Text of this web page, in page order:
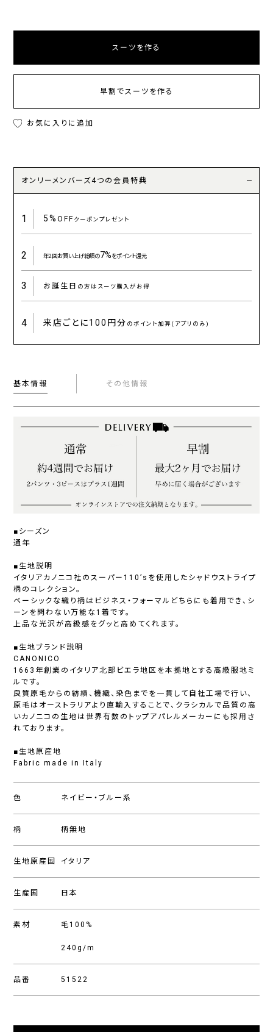
スーツを作る
早割でスーツを作る
お気に入りに追加
オンリーメンバーズ4つの会員特典
1 5%OFFクーポンプレゼント
2 年2回お買い上げ総額の7%をポイント還元
3 お誕生日 の方はスーツ購入がお得
4 来店ごとに100円分 のポイント加算(アプリのみ)
基本情報 その他情報
■シーズン
通年
■生地説明
イタリアカノニコ社のスーパー110’sを使用したシャドウストライプ
柄のコレクション。
ベーシックな織り柄はビジネス・フォーマルどちらにも着用でき、シ
ーンを問わない万能な1着です。
上品な光沢が高級感をグッと高めてくれます。
■生地ブランド説明
CANONICO
1663年創業のイタリア北部ビエラ地区を本拠地とする高級服地ミ
ルです。
良質原毛からの紡績、機織、染色までを一貫して自社工場で行い、
原毛はオーストラリアより直輸入することで、クラシカルで品質の高
いカノニコの生地は世界有数のトップアパレルメーカーにも採用さ
れております。
■生地原産地
Fabric made in Italy
色 ネイビー・ブルー系
柄 柄無地
生地原産国 イタリア
生産国 日本
素材 毛100%
240g/m
品番 51522